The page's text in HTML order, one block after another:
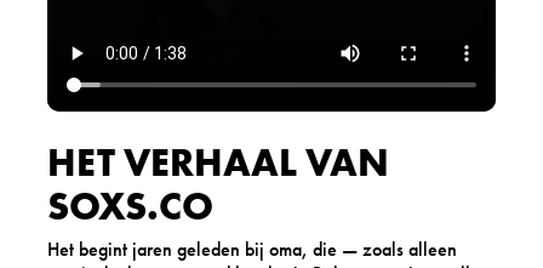
HET VERHAAL VAN
SOXS.CO
Het begint jaren geleden bij oma, die — zoals alleen